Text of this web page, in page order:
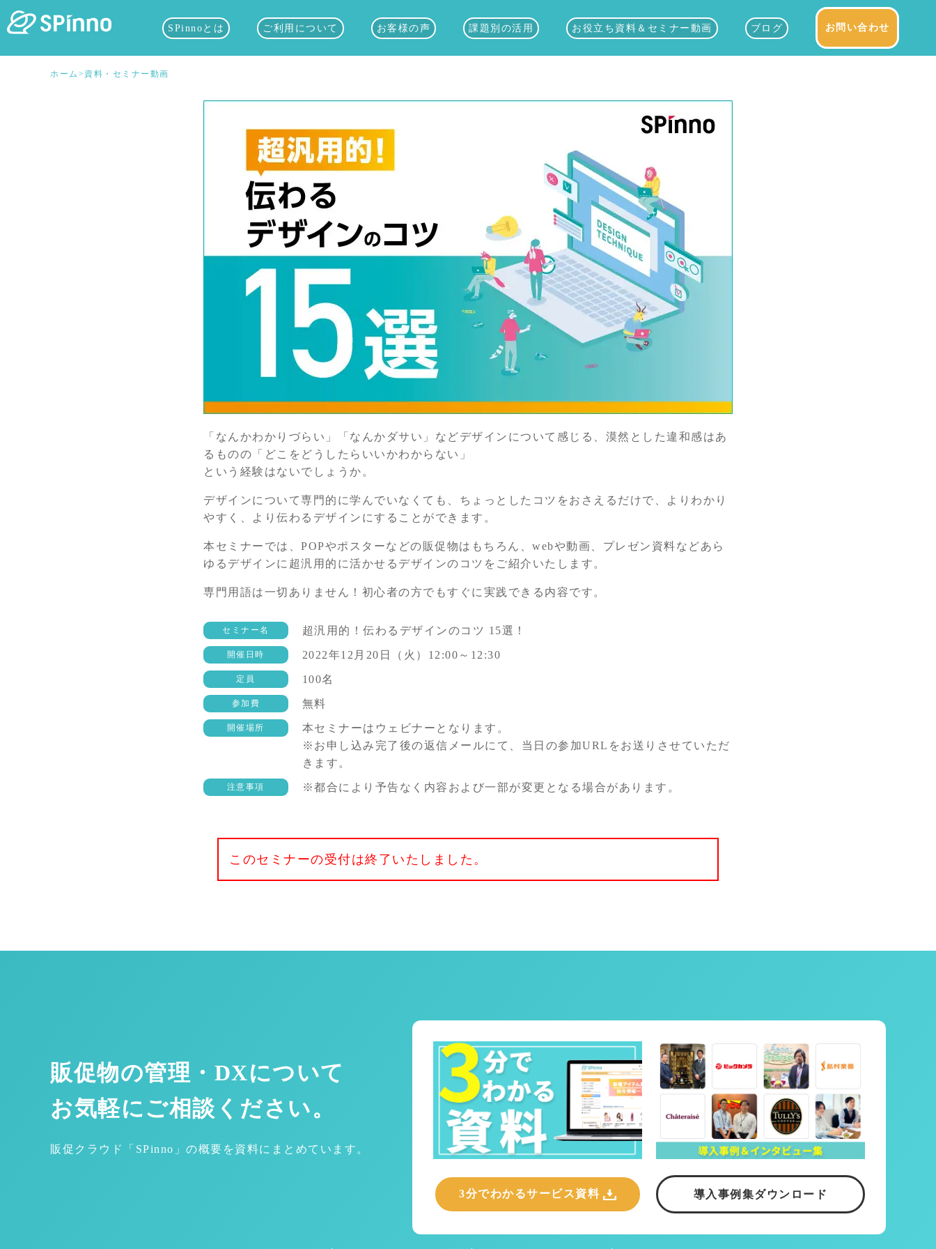
SPinnoとは ご利用について お客様の声 課題別の活用 お役立ち資料＆セミナー動画 ブログ お問い合わせ
ホーム > 資料・セミナー動画
「なんかわかりづらい」「なんかダサい」などデザインについて感じる、漠然とした違和感はあ
るものの「どこをどうしたらいいかわからない」
という経験はないでしょうか。
デザインについて専門的に学んでいなくても、ちょっとしたコツをおさえるだけで、よりわかり
やすく、より伝わるデザインにすることができます。
本セミナーでは、POPやポスターなどの販促物はもちろん、webや動画、プレゼン資料などあら
ゆるデザインに超汎用的に活かせるデザインのコツをご紹介いたします。
専門用語は一切ありません！初心者の方でもすぐに実践できる内容です。
セミナー名 超汎用的！伝わるデザインのコツ 15選！
開催日時 2022年12月20日（火）12:00～12:30
定員 100名
参加費 無料
開催場所
本セミナーはウェビナーとなります。
※お申し込み完了後の返信メールにて、当日の参加URLをお送りさせていただ
きます。
注意事項 ※都合により予告なく内容および一部が変更となる場合があります。
このセミナーの受付は終了いたしました。
販促物の管理・DXについて
お気軽にご相談ください。
販促クラウド「SPinno」の概要を資料にまとめています。
3分でわかるサービス資料 導入事例集ダウンロード